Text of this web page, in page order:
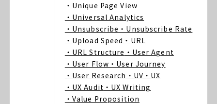
・Unique Page View
・Universal Analytics
・Unsubscribe ・Unsubscribe Rate
・Upload Speed ・URL
・URL Structure ・User Agent
・User Flow ・User Journey
・User Research ・UV ・UX
・UX Audit ・UX Writing
・Value Proposition